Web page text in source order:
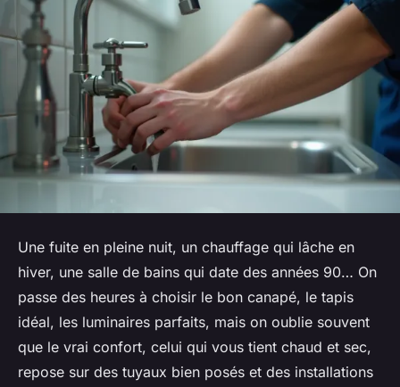
Une fuite en pleine nuit, un chauffage qui lâche en
hiver, une salle de bains qui date des années 90… On
passe des heures à choisir le bon canapé, le tapis
idéal, les luminaires parfaits, mais on oublie souvent
que le vrai confort, celui qui vous tient chaud et sec,
repose sur des tuyaux bien posés et des installations